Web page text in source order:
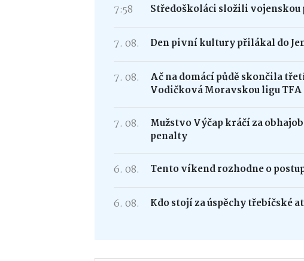
7:58 Středoškoláci složili vojenskou
7. 08. Den pivní kultury přilákal do
7. 08.
Ač na domácí půdě skončila
Vodičková Moravskou ligu TFA
7. 08.
Mužstvo Výčap kráčí za
penalty
6. 08. Tento víkend rozhodne o
6. 08. Kdo stojí za úspěchy třebíčské